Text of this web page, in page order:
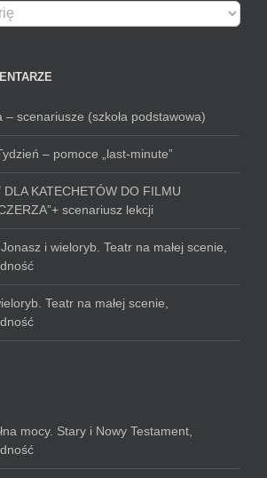
– scenariusze (szkoła podstawowa)
– pomoce „last-minute”
DLA KATECHETÓW DO FILMU
scenariusz lekcji
Jonasz i wieloryb. Teatr na małej scenie,
Teatr na małej scenie,
mocy. Stary i Nowy Testament,